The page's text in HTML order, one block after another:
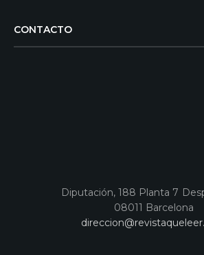
CONTACTO
Diputación, 188 Planta 7
08011 Barcelona